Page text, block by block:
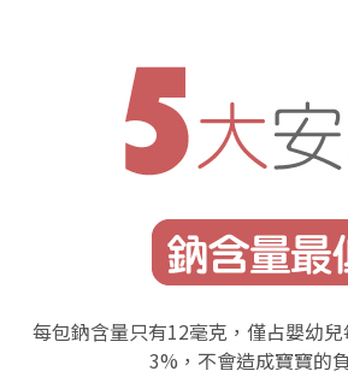
每包鈉含量只有12毫克，僅占嬰幼
3%，不會造成寶寶的